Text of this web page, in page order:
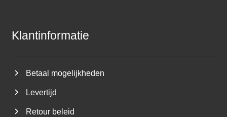
Klantinformatie
Betaal mogelijkheden
Levertijd
Retour beleid